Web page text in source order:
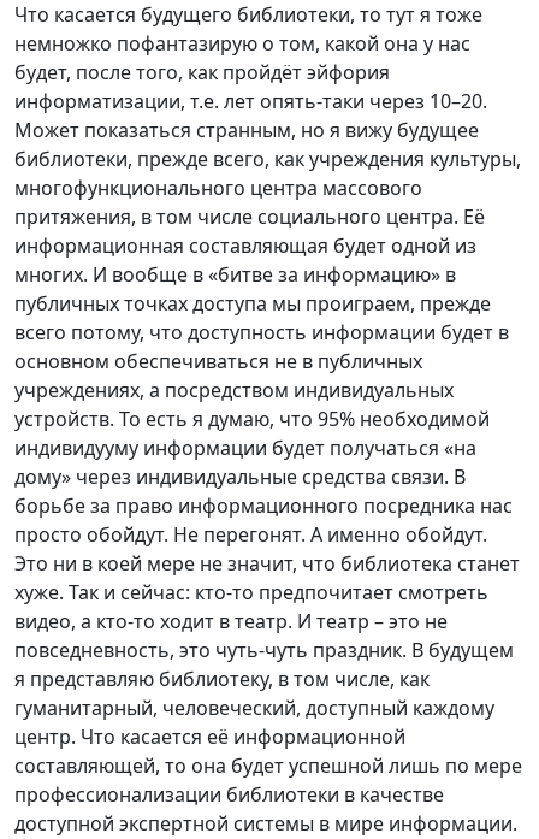
Что касается будущего библиотеки, то тут я тоже
немножко пофантазирую о том, какой она у нас
будет, после того, как пройдёт эйфория
информатизации, т.е. лет опять-таки через 10–20.
Может показаться странным, но я вижу будущее
библиотеки, прежде всего, как учреждения культуры,
многофункционального центра массового
притяжения, в том числе социального центра. Её
информационная составляющая будет одной из
многих. И вообще в «битве за информацию» в
публичных точках доступа мы проиграем, прежде
всего потому, что доступность информации будет в
основном обеспечиваться не в публичных
учреждениях, а посредством индивидуальных
устройств. То есть я думаю, что 95% необходимой
индивидууму информации будет получаться «на
дому» через индивидуальные средства связи. В
борьбе за право информационного посредника нас
просто обойдут. Не перегонят. А именно обойдут.
Это ни в коей мере не значит, что библиотека станет
хуже. Так и сейчас: кто-то предпочитает смотреть
видео, а кто-то ходит в театр. И театр – это не
повседневность, это чуть-чуть праздник. В будущем
я представляю библиотеку, в том числе, как
гуманитарный, человеческий, доступный каждому
центр. Что касается её информационной
составляющей, то она будет успешной лишь по мере
профессионализации библиотеки в качестве
доступной экспертной системы в мире информации.